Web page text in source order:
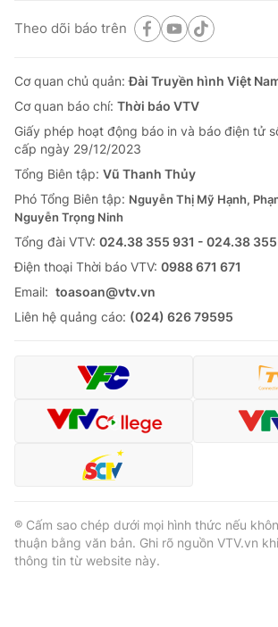
Theo dõi báo trên
Cơ quan chủ quản:Đài Truyền hình Việt
Cơ quan báo chí: Thời báo VTV
Giấy phép hoạt động báo in và báo điện tử
cấp ngày 29/12/2023
Tổng Biên tập: Vũ Thanh Thủy
Phó Tổng Biên tập: Nguyễn Thị Mỹ Hạnh,
Nguyễn Trọng Ninh
Tổng đài VTV: 024.38 355 931 - 024.38
Ðiện thoại Thời báo VTV: 0988 671 671
Email: toasoan@vtv.vn
Liên hệ quảng cáo: (024) 626 79595
® Cấm sao chép dưới mọi hình thức nếu
thuận bằng văn bản. Ghi rõ nguồn VTV.vn
thông tin từ website này.